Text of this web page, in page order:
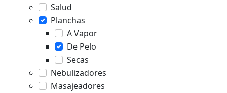
Salud
Planchas
A Vapor
De Pelo
Secas
Nebulizadores
Masajeadores